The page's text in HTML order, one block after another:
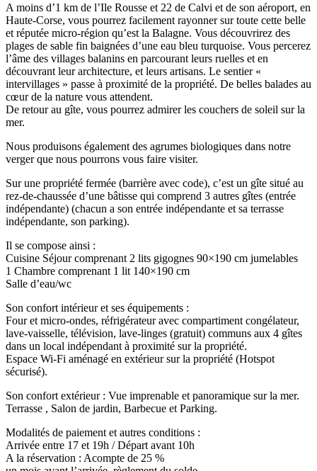
A moins d’1 km de l’Ile Rousse et 22 de Calvi et de son aéroport, en
Haute-Corse, vous pourrez facilement rayonner sur toute cette belle
et réputée micro-région qu’est la Balagne. Vous découvrirez des
plages de sable fin baignées d’une eau bleu turquoise. Vous percerez
l’âme des villages balanins en parcourant leurs ruelles et en
découvrant leur architecture, et leurs artisans. Le sentier «
intervillages » passe à proximité de la propriété. De belles balades au
cœur de la nature vous attendent.
De retour au gîte, vous pourrez admirer les couchers de soleil sur la
mer.
Nous produisons également des agrumes biologiques dans notre
verger que nous pourrons vous faire visiter.
Sur une propriété fermée (barrière avec code), c’est un gîte situé au
rez-de-chaussée d’une bâtisse qui comprend 3 autres gîtes (entrée
indépendante) (chacun a son entrée indépendante et sa terrasse
indépendante, son parking).
Il se compose ainsi :
Cuisine Séjour comprenant 2 lits gigognes 90×190 cm jumelables
1 Chambre comprenant 1 lit 140×190 cm
Salle d’eau/wc
Son confort intérieur et ses équipements :
Four et micro-ondes, réfrigérateur avec compartiment congélateur,
lave-vaisselle, télévision, lave-linges (gratuit) communs aux 4 gîtes
dans un local indépendant à proximité sur la propriété.
Espace Wi-Fi aménagé en extérieur sur la propriété (Hotspot
sécurisé).
Son confort extérieur : Vue imprenable et panoramique sur la mer.
Terrasse , Salon de jardin, Barbecue et Parking.
Modalités de paiement et autres conditions :
Arrivée entre 17 et 19h / Départ avant 10h
A la réservation : Acompte de 25 %